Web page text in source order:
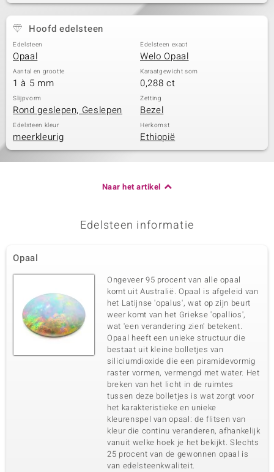
Hoofd edelsteen
Edelsteen
Opaal
Edelsteen exact
Welo Opaal
Aantal en grootte
1 à 5 mm
Karaatgewicht som
0,288 ct
Slijpvorm
Rond geslepen, Geslepen
Zetting
Bezel
Edelsteen kleur
meerkleurig
Herkomst
Ethiopië
Naar het artikel
Edelsteen informatie
Opaal
Ongeveer 95 procent van alle opaal
komt uit Australië. Opaal is afgeleid van
het Latijnse 'opalus', wat op zijn beurt
weer komt van het Griekse 'opallios',
wat 'een verandering zien' betekent.
Opaal heeft een unieke structuur die
bestaat uit kleine bolletjes van
siliciumdioxide die een piramidevormig
raster vormen, vermengd met water. Het
breken van het licht in de ruimtes
tussen deze bolletjes is wat zorgt voor
het karakteristieke en unieke
kleurenspel van opaal: de flitsen van
kleur die continu veranderen, afhankelijk
vanuit welke hoek je het bekijkt. Slechts
25 procent van de gewonnen opaal is
van edelsteenkwaliteit.